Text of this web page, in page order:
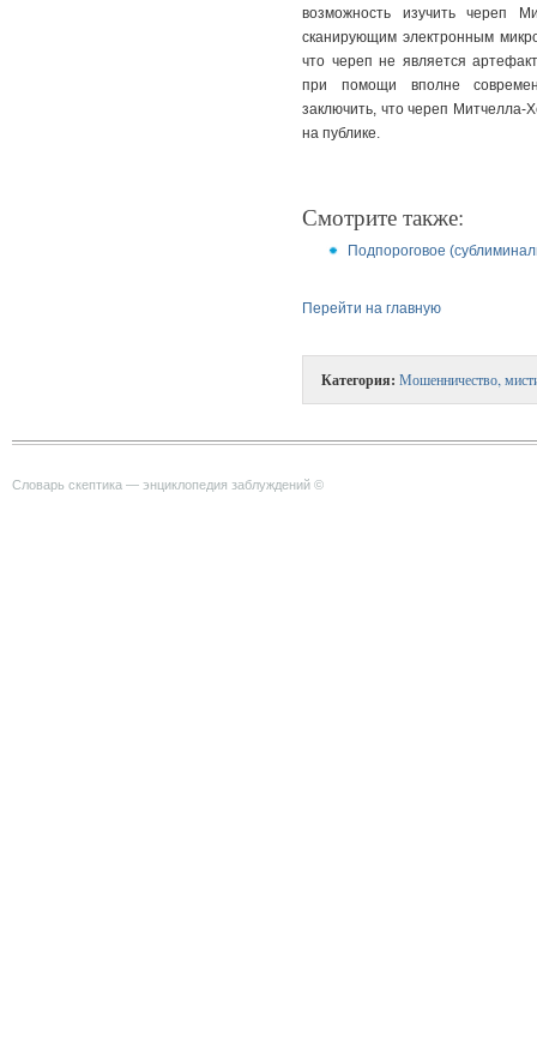
возможность изучить череп
сканирующим электронным
что череп не является
при помощи вполне
заключить, что череп Митчелла-
на публике.
Смотрите также:
Подпороговое
Перейти на главную
Категория: Мошенничество,
Словарь скептика — энциклопедия заблуждений ©